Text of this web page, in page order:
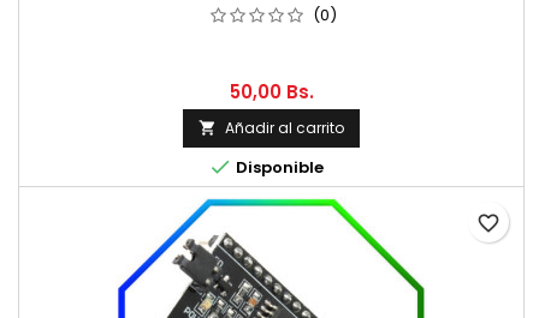
(0)
50,00 Bs.
 Añadir al carrito
 Disponible
favorite_border